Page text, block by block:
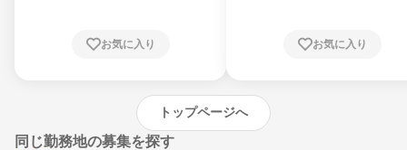
崎県、熊本県、大分県、宮崎県、鹿児島県、
お気に入り お気に入り
トップページへ
同じ勤務地の募集を探す